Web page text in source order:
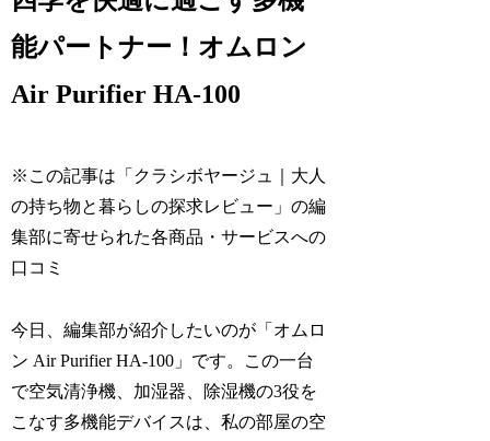
能パートナー！オムロン
Air Purifier HA-100
※この記事は「クラシボヤージュ｜大人
の持ち物と暮らしの探求レビュー」の編
集部に寄せられた各商品・サービスへの
口コミ
今日、編集部が紹介したいのが「オムロ
ン Air Purifier HA-100」です。この一台
で空気清浄機、加湿器、除湿機の3役を
こなす多機能デバイスは、私の部屋の空